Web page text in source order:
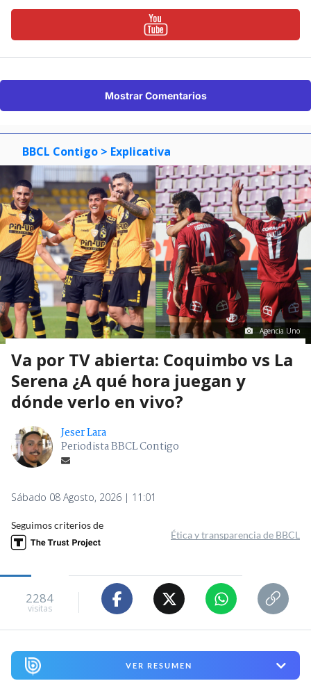
Mostrar Comentarios
BBCL Contigo > Explicativa
Agencia Uno
Va por TV abierta: Coquimbo vs La
Serena ¿A qué hora juegan y
dónde verlo en vivo?
Jeser Lara
Periodista BBCL Contigo
Sábado 08 Agosto, 2026 | 11:01
Seguimos criterios de
Ética y transparencia de BBCL
2284
visitas
VER RESUMEN